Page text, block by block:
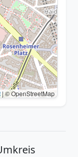
|© OpenStreetMap